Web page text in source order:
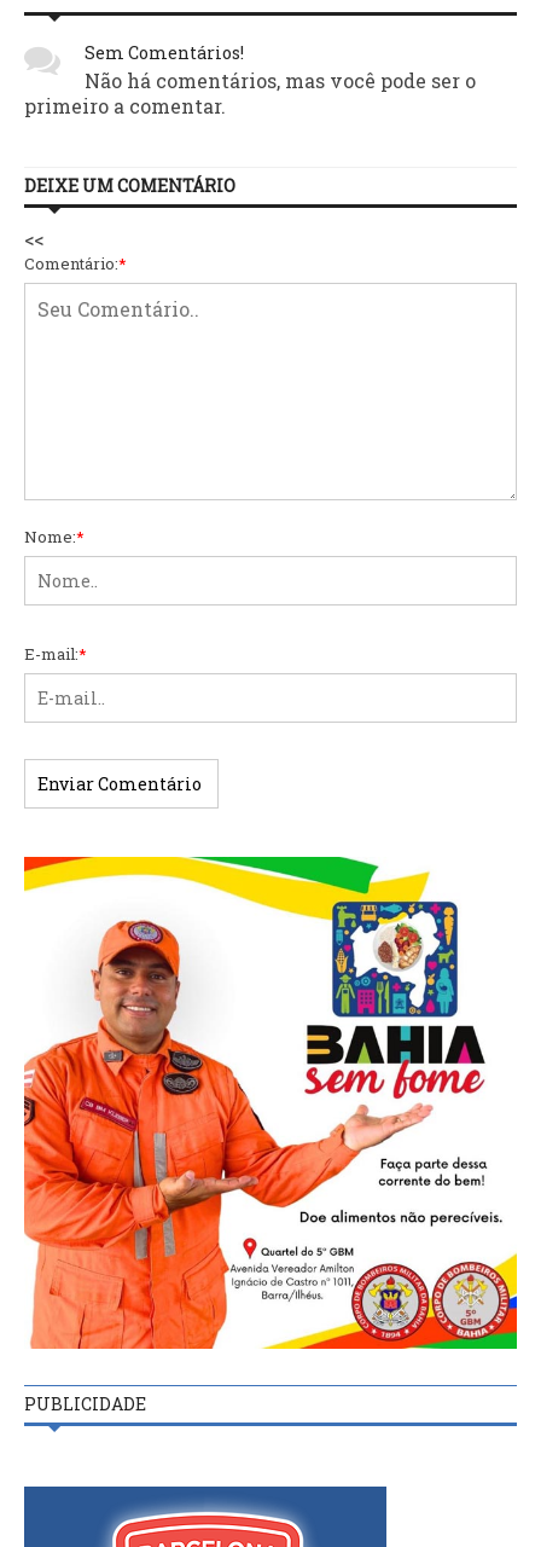
Sem Comentários!
Não há comentários, mas você pode ser o
primeiro a comentar.
DEIXE UM COMENTÁRIO
<<
Comentário:*
Nome:*
E-mail:*
PUBLICIDADE